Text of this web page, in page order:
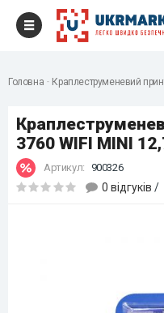
Головна Краплеструменевий
3760 WIFI MINI
Артикул: 900326
0 відгуків /